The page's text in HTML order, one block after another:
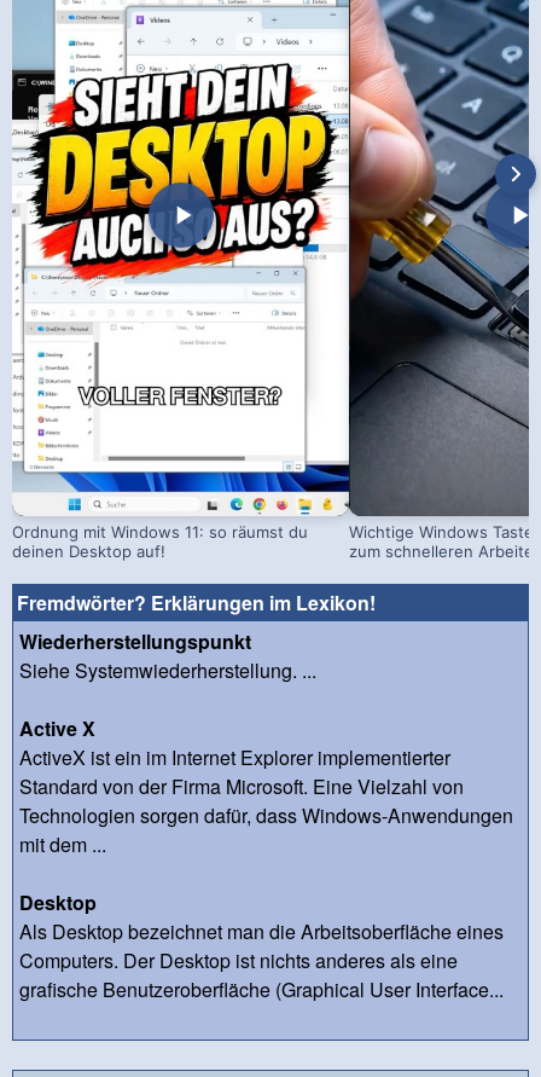
Ordnung mit Windows 11: so räumst du
deinen Desktop auf!
Wichtige Windows
zum schnelleren
Fremdwörter? Erklärungen im Lexikon!
Wiederherstellungspunkt
Siehe Systemwiederherstellung. ...
Active X
ActiveX ist ein im Internet Explorer implementierter
Standard von der Firma Microsoft. Eine Vielzahl von
Technologien sorgen dafür, dass Windows-Anwendungen
mit dem ...
Desktop
Als Desktop bezeichnet man die Arbeitsoberfläche eines
Computers. Der Desktop ist nichts anderes als eine
grafische Benutzeroberfläche (Graphical User Interface...